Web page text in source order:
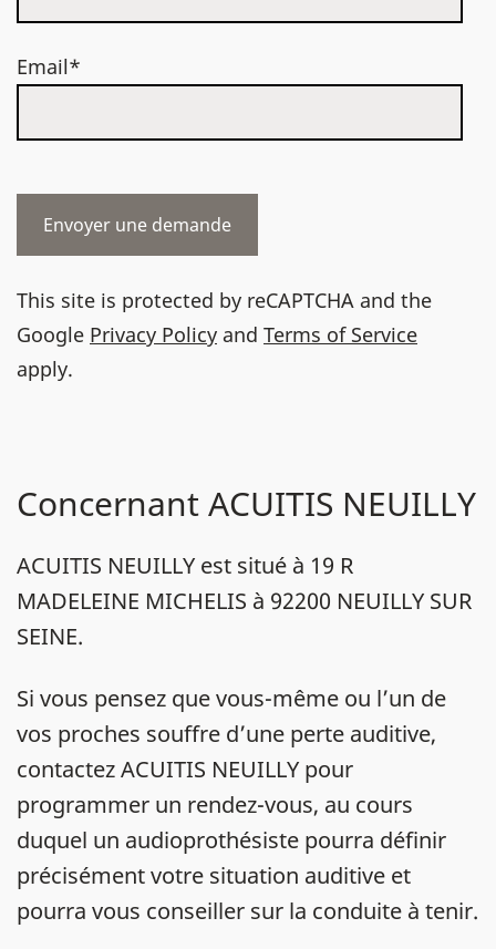
Email*
This site is protected by reCAPTCHA and the
Google Privacy Policy and Terms of Service
apply.
Concernant ACUITIS NEUILLY
ACUITIS NEUILLY est situé à 19 R
MADELEINE MICHELIS à 92200 NEUILLY SUR
SEINE.
Si vous pensez que vous-même ou l’un de
vos proches souffre d’une perte auditive,
contactez ACUITIS NEUILLY pour
programmer un rendez-vous, au cours
duquel un audioprothésiste pourra définir
précisément votre situation auditive et
pourra vous conseiller sur la conduite à tenir.